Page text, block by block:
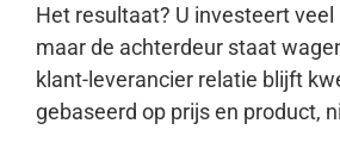
Het resultaat? U investeert veel
maar de achterdeur staat
klant-leverancier relatie blijft
gebaseerd op prijs en product,